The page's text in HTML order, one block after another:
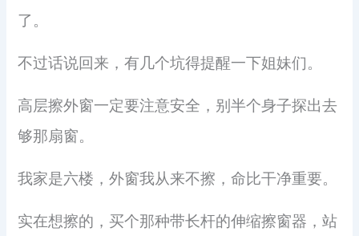
了。
不过话说回来，有几个坑得提醒一下姐妹们。
高层擦外窗一定要注意安全，别半个身子探出去
够那扇窗。
我家是六楼，外窗我从来不擦，命比干净重要。
实在想擦的，买个那种带长杆的伸缩擦窗器，站